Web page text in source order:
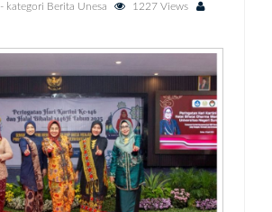
- kategori Berita Unesa
1227 Views